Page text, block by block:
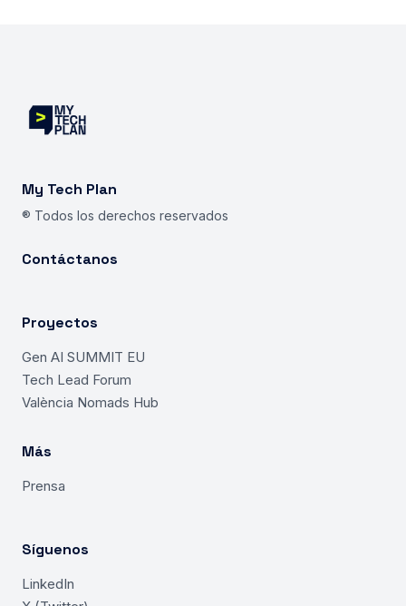
My Tech Plan
® Todos los derechos reservados
Contáctanos
Proyectos
Gen AI SUMMIT EU
Tech Lead Forum
València Nomads Hub
Más
Prensa
Síguenos
LinkedIn